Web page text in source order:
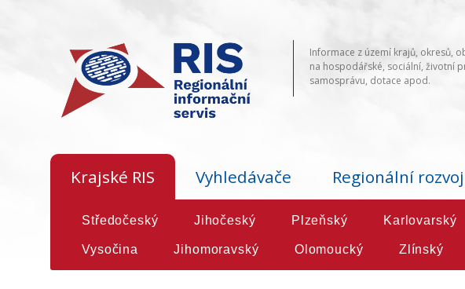
Informace z území krajů, okresů,
na hospodářské, sociální, životní
samosprávu, dotace apod.
Krajské RIS Vyhledávače Regionální rozvoj
Středočeský Jihočeský Plzeňský Karlovarský
Vysočina Jihomoravský Olomoucký Zlínský